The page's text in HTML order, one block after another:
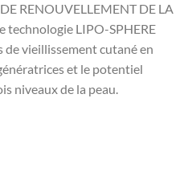
RENOUVELLEMENT DE LA
technologie LIPO-SPHERE
de vieillissement cutané en
et le potentiel
niveaux de la peau.